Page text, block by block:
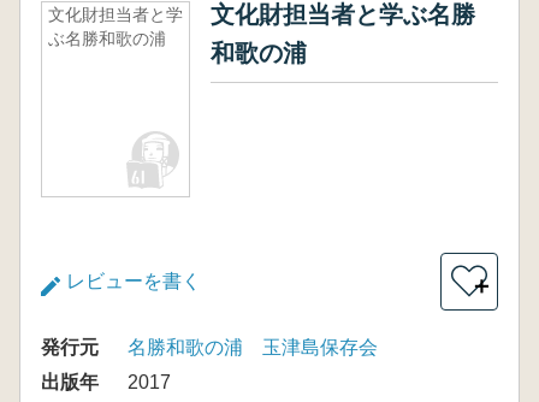
文化財担当者と学
ぶ名勝和歌の浦
文化財担当者と学ぶ名勝
和歌の浦
レビューを書く ＋
発行元
名勝和歌の浦 玉津島保存会
出版年
2017